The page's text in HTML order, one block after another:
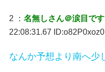
2 ： 名無しさん＠涙目です
22:08:31.67
なんか予想より南へ少